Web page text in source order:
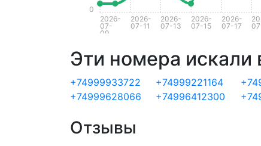
2026-
07-
09
2026-
07-11
2026-
07-13
2026-
07-15
2026-
07-17
0
Эти номера искали
+74999933722 +74999221164
+74999628066
+74996412300
Отзывы